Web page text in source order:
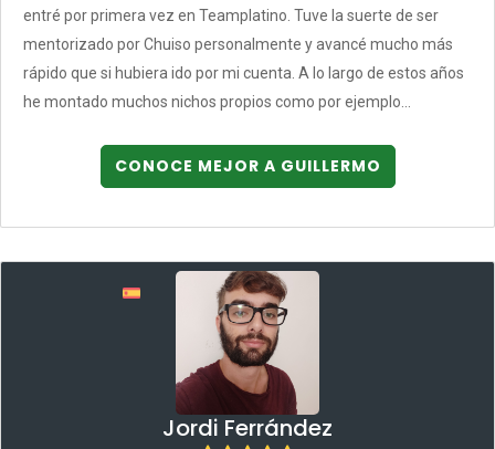
entré por primera vez en Teamplatino. Tuve la suerte de ser
mentorizado por Chuiso personalmente y avancé mucho más
rápido que si hubiera ido por mi cuenta. A lo largo de estos años
he montado muchos nichos propios como por ejemplo...
CONOCE MEJOR A GUILLERMO
Jordi Ferrández